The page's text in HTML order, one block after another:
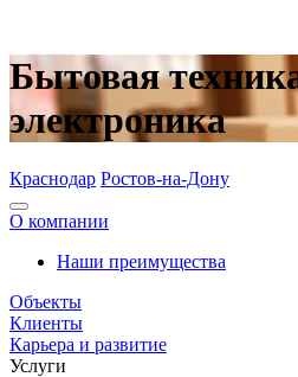
Бытовая
электроника
Краснодар Ростов-на-Дону
О компании
Наши преимущества
Объекты
Клиенты
Карьера и развитие
Услуги